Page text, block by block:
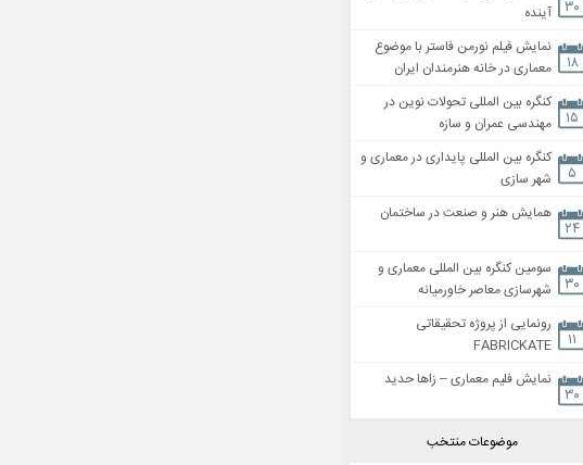
۳۰
آینده
۱۸
نمایش فیلم نورمن فاستر با موضوع
معماری در خانه هنرمندان ایران
۱۵
کنگره بین المللی تحولات نوین در
مهندسی عمران و سازه
۵
کنگره بین المللی پایداری در معماری و
شهر سازی
۲۴
همایش هنر و صنعت در ساختمان
۳۰
سومین کنگره بین المللی معماری و
شهرسازی معاصر خاورمیانه
۱۱
رونمایی از پروژه تحقیقاتی
FABRICKATE
۳۰
نمایش فلیم معماری – زاها حدید
موضوعات منتخب